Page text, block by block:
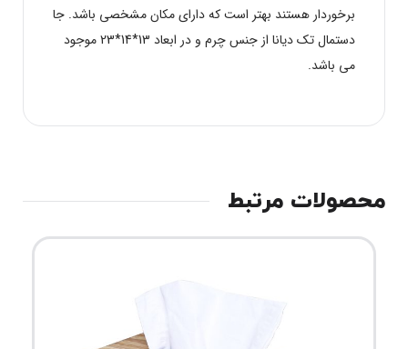
برخوردار هستند بهتر است که دارای مکان مشخصی باشد. جا
دستمال تک دیانا از جنس چرم و در ابعاد 13*14*23 موجود
می باشد.
محصولات مرتبط